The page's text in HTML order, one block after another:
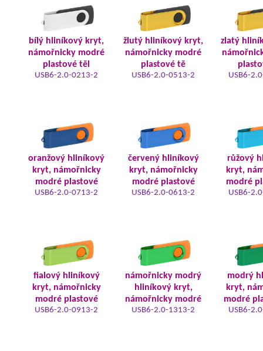
bílý hliníkový kryt,
námořnicky modré
plastové těl
USB6-2.0-0213-2
žlutý hliníkový kryt,
námořnicky modré
plastové tě
USB6-2.0-0513-2
zlatý
USB6-
oranžový hliníkový
kryt, námořnicky
modré plastové
USB6-2.0-0713-2
červený hliníkový
kryt, námořnicky
modré plastové
USB6-2.0-0613-2
růžový
kryt,
modré
USB6-
fialový hliníkový
kryt, námořnicky
modré plastové
USB6-2.0-0913-2
námořnicky modrý
hliníkový kryt,
námořnicky modré
USB6-2.0-1313-2
modrý
kryt,
modré
USB6-